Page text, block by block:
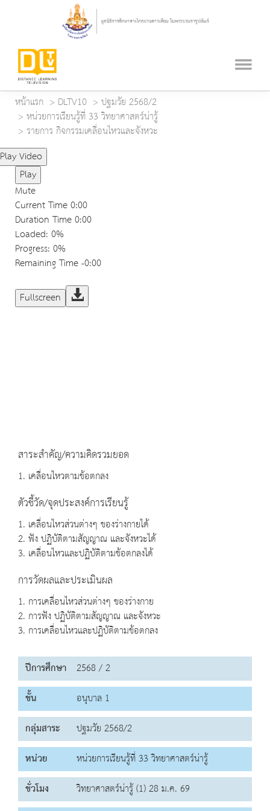
หน้าแรก DLTV10
ปฐมวัย 2568/2
หน่วยการเรียนรู้ที่ 33 วิทยาศาสตร์น่ารู้
รายการ กิจกรรมเคลื่อนไหวและจังหวะ
Play Video
Play
Mute
Current Time0:00
Duration Time0:00
Loaded: 0%
Progress: 0%
Remaining Time-0:00
Fullscreen
สาระสำคัญ/ความคิดรวมยอด
1. เคลื่อนไหวตามข้อตกลง
ตัวชี้วัด/จุดประสงค์การเรียนรู้
1. เคลื่อนไหวส่วนต่างๆ ของร่างกายได้
2. ฟัง ปฏิบัติตามสัญญาณ และจังหวะได้
3. เคลื่อนไหวและปฏิบัติตามข้อตกลงได้
การวัดผลและประเมินผล
1. การเคลื่อนไหวส่วนต่างๆ ของร่างกาย
2. การฟัง ปฏิบัติตามสัญญาณ และจังหวะ
3. การเคลื่อนไหวและปฏิบัติตามข้อตกลง
ปีการศึกษา 2568 / 2
ชั้น
อนุบาล 1
กลุ่มสาระ
ปฐมวัย 2568/2
หน่วย
หน่วยการเรียนรู้ที่ 33 วิทยาศาสตร์น่ารู้
ชั่วโมง
วิทยาศาสตร์น่ารู้ (1) 28 ม.ค. 69